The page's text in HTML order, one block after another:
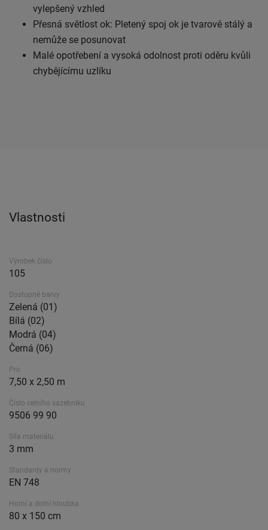
vylepšený vzhled
Přesná světlost ok: Pletený spoj ok je tvarově stálý a
nemůže se posunovat
Malé opotřebení a vysoká odolnost proti oděru kvůli
chybějícímu uzlíku
Vlastnosti
Výrobek číslo
105
Dostupné barvy
Zelená (01)
Bílá (02)
Modrá (04)
Černá (06)
Pro
7,50 x 2,50 m
Číslo celního sazebníku
9506 99 90
Síla materiálu
3 mm
Standardy a normy
EN 748
Horní a dolní hloubka
80 x 150 cm